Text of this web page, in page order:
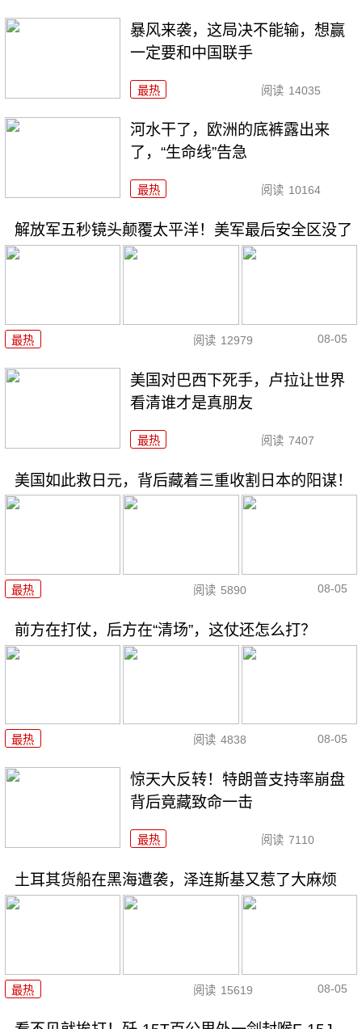
暴风来袭，这局决不能输，想赢
一定要和中国联手
最热 阅读 14035
河水干了，欧洲的底裤露出来
了，“生命线”告急
最热 阅读 10164
解放军五秒镜头颠覆太平洋！美军最后安全区没了
最热 阅读 12979 08-05
美国对巴西下死手，卢拉让世界
看清谁才是真朋友
最热 阅读 7407
美国如此救日元，背后藏着三重收割日本的阳谋！
最热 阅读 5890 08-05
前方在打仗，后方在“清场”，这仗还怎么打？
最热 阅读 4838 08-05
惊天大反转！特朗普支持率崩盘
背后竟藏致命一击
最热 阅读 7110
土耳其货船在黑海遭袭，泽连斯基又惹了大麻烦
最热 阅读 15619 08-05